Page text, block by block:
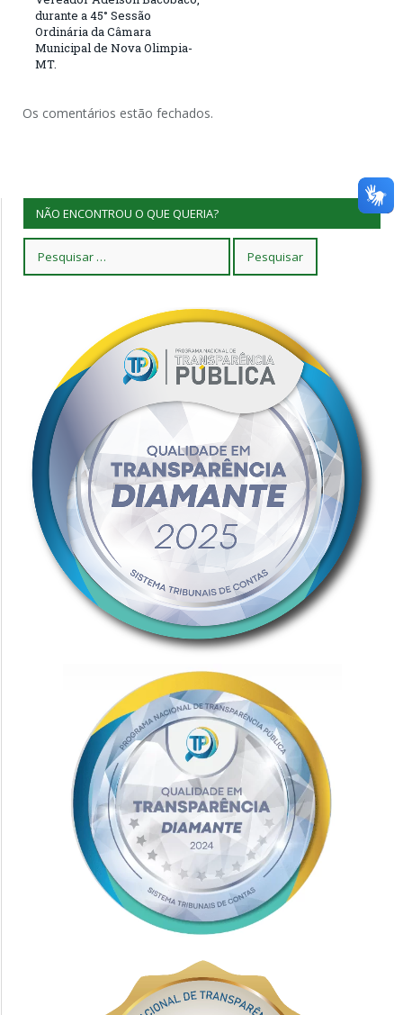
durante a 45° Sessão
Ordinária da Câmara
Municipal de Nova Olimpia-
MT.
Os comentários estão fechados.
NÃO ENCONTROU O QUE QUERIA?